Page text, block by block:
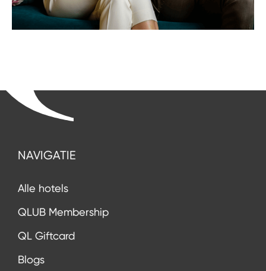
NAVIGATIE
Alle hotels
QLUB Membership
QL Giftcard
Blogs